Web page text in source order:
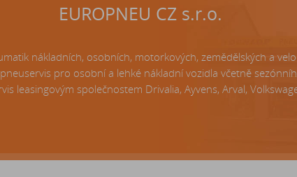
EUROPNEU CZ s.r.o.
nákladních, osobních, motorkových, zemědělských a
pro osobní a lehké nákladní vozidla včetně
leasingovým společnostem Drivalia, Ayvens, Arval,